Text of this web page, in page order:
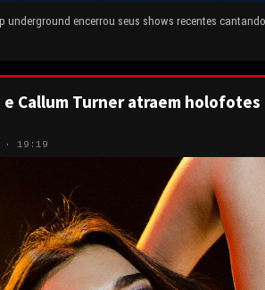
underground encerrou seus shows recentes
e Callum Turner atraem
· 19:19